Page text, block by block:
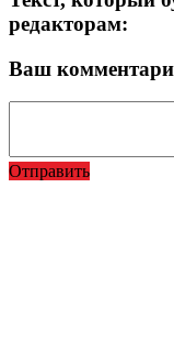
редакторам:
Ваш
Отправить